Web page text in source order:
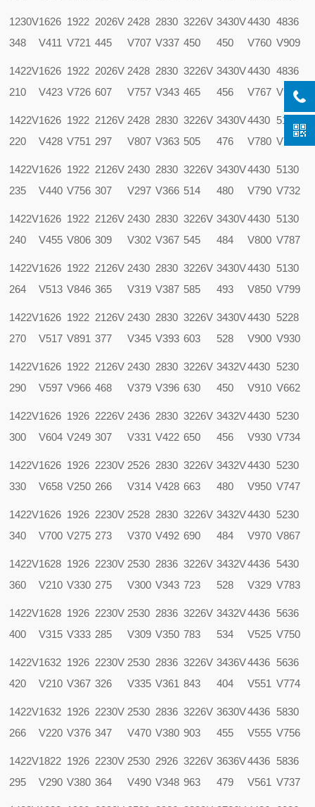
1230V
348
1626
V411
1922
V721
2026V
445
2428
V707
2830
V337
3226V
450
3430V
450
4430
V760
4836
V909
1422V
210
1626
V423
1922
V726
2026V
607
2428
V757
2830
V343
3226V
465
3430V
456
4430
V767
4836
V950
1422V
220
1626
V428
1922
V751
2126V
297
2428
V807
2830
V363
3226V
505
3430V
476
4430
V780
5130
V700
1422V
235
1626
V440
1922
V756
2126V
307
2430
V297
2830
V366
3226V
514
3430V
480
4430
V790
5130
V732
1422V
240
1626
V455
1922
V806
2126V
309
2430
V302
2830
V367
3226V
545
3430V
484
4430
V800
5130
V787
1422V
264
1626
V513
1922
V846
2126V
365
2430
V319
2830
V387
3226V
585
3430V
493
4430
V850
5130
V799
1422V
270
1626
V517
1922
V891
2126V
377
2430
V345
2830
V393
3226V
603
3430V
528
4430
V900
5228
V930
1422V
290
1626
V597
1922
V966
2126V
468
2430
V379
2830
V396
3226V
630
3432V
450
4430
V910
5230
V662
1422V
300
1626
V604
1926
V249
2226V
307
2436
V331
2830
V422
3226V
650
3432V
456
4430
V930
5230
V734
1422V
330
1626
V658
1926
V250
2230V
266
2526
V314
2830
V428
3226V
663
3432V
480
4430
V950
5230
V747
1422V
340
1626
V700
1926
V275
2230V
273
2528
V370
2830
V492
3226V
690
3432V
484
4430
V970
5230
V867
1422V
360
1628
V210
1926
V330
2230V
275
2530
V300
2836
V343
3226V
723
3432V
528
4436
V329
5430
V783
1422V
400
1628
V315
1926
V333
2230V
285
2530
V309
2836
V350
3226V
783
3432V
534
4436
V525
5636
V750
1422V
420
1632
V210
1926
V367
2230V
326
2530
V335
2836
V361
3226V
843
3436V
404
4436
V551
5636
V774
1422V
266
1632
V220
1926
V376
2230V
347
2530
V470
2836
V380
3226V
903
3630V
455
4436
V555
5830
V756
1422V
295
1822
V290
1926
V380
2230V
364
2530
V490
2926
V348
3226V
963
3636V
479
4436
V561
5836
V737